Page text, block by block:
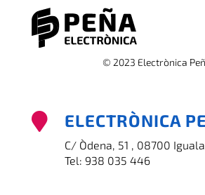
© 2023 Electrònica
 ELECTRÒNICA
C/ Òdena, 51 , 08700
Tel: 938 035 446